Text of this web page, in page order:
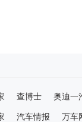
查博士 奥迪一
汽车情报 万车